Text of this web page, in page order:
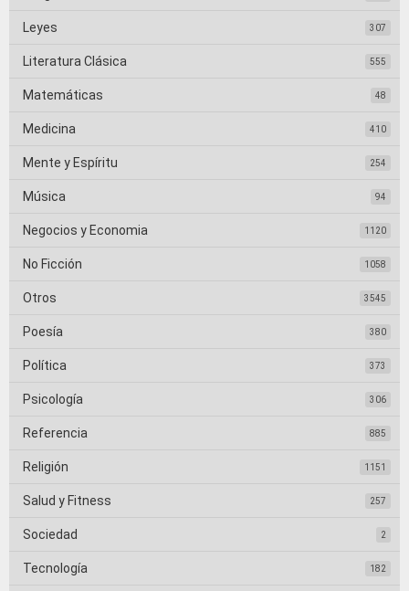
Leyes 307
Literatura Clásica 555
Matemáticas 48
Medicina 410
Mente y Espíritu 254
Música 94
Negocios y Economia 1120
No Ficción 1058
Otros 3545
Poesía 380
Política 373
Psicología 306
Referencia 885
Religión 1151
Salud y Fitness 257
Sociedad 2
Tecnología 182